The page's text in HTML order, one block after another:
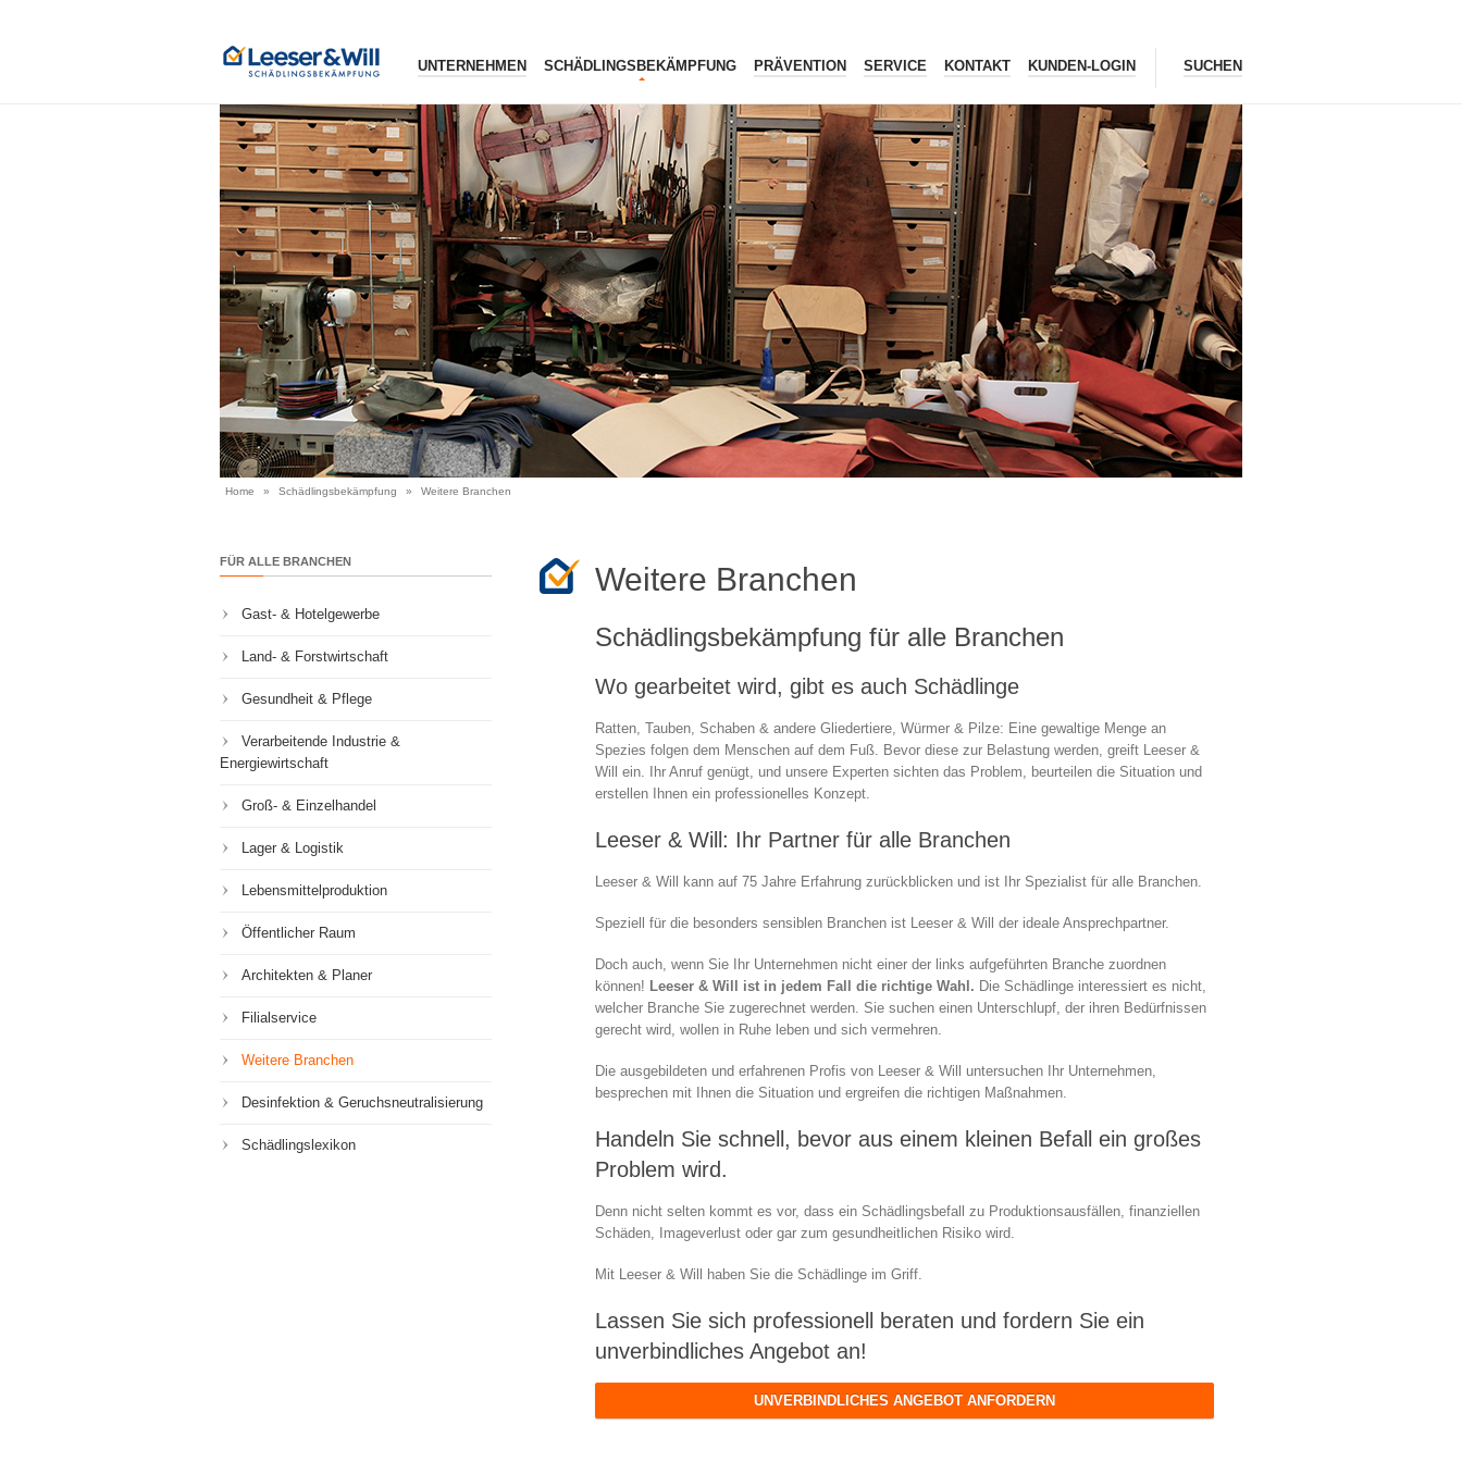
UNTERNEHMEN SCHÄDLINGSBEKÄMPFUNG PRÄVENTION SERVICE KONTAKT KUNDEN-LOGIN SUCHEN
Home » Schädlingsbekämpfung » Weitere Branchen
Weitere Branchen
Schädlingsbekämpfung für alle Branchen
Wo gearbeitet wird, gibt es auch Schädlinge
Ratten, Tauben, Schaben & andere Gliedertiere, Würmer & Pilze: Eine gewaltige Menge an
Spezies folgen dem Menschen auf dem Fuß. Bevor diese zur Belastung werden, greift Leeser &
Will ein. Ihr Anruf genügt, und unsere Experten sichten das Problem, beurteilen die Situation und
erstellen Ihnen ein professionelles Konzept.
Leeser & Will: Ihr Partner für alle Branchen
Leeser & Will kann auf 75 Jahre Erfahrung zurückblicken und ist Ihr Spezialist für alle Branchen.
Speziell für die besonders sensiblen Branchen ist Leeser & Will der ideale Ansprechpartner.
Doch auch, wenn Sie Ihr Unternehmen nicht einer der links aufgeführten Branche zuordnen
können! Leeser & Will ist in jedem Fall die richtige Wahl. Die Schädlinge interessiert es nicht,
welcher Branche Sie zugerechnet werden. Sie suchen einen Unterschlupf, der ihren Bedürfnissen
gerecht wird, wollen in Ruhe leben und sich vermehren.
Die ausgebildeten und erfahrenen Profis von Leeser & Will untersuchen Ihr Unternehmen,
besprechen mit Ihnen die Situation und ergreifen die richtigen Maßnahmen.
Handeln Sie schnell, bevor aus einem kleinen Befall ein großes
Problem wird.
Denn nicht selten kommt es vor, dass ein Schädlingsbefall zu Produktionsausfällen, finanziellen
Schäden, Imageverlust oder gar zum gesundheitlichen Risiko wird.
Mit Leeser & Will haben Sie die Schädlinge im Griff.
Lassen Sie sich professionell beraten und fordern Sie ein
unverbindliches Angebot an!
UNVERBINDLICHES ANGEBOT ANFORDERN
FÜR ALLE BRANCHEN
Gast- & Hotelgewerbe
Land- & Forstwirtschaft
Gesundheit & Pflege
Verarbeitende Industrie &
Energiewirtschaft
Groß- & Einzelhandel
Lager & Logistik
Lebensmittelproduktion
Öffentlicher Raum
Architekten & Planer
Filialservice
Weitere Branchen
Desinfektion & Geruchsneutralisierung
Schädlingslexikon